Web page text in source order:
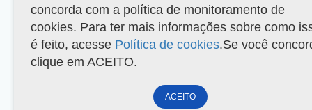
concorda com a política de monitoramento de
cookies. Para ter mais informações sobre como
é feito, acesse Política de cookies.Se você
clique em ACEITO.
ACEITO